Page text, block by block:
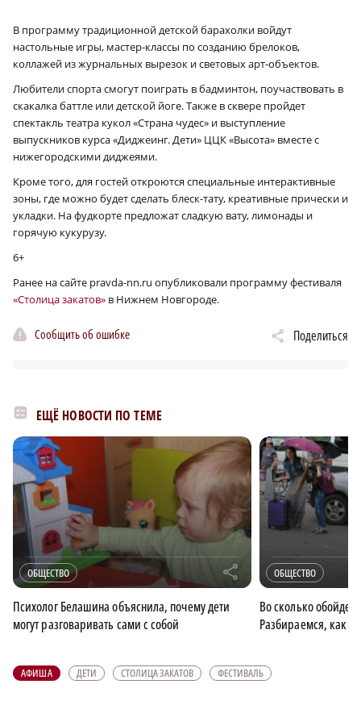
В программу традиционной детской барахолки войдут
настольные игры, мастер-классы по созданию брелоков,
коллажей из журнальных вырезок и световых арт-объектов.
Любители спорта смогут поиграть в бадминтон, поучаствовать в
скакалка баттле или детской йоге. Также в сквере пройдет
спектакль театра кукол «Страна чудес» и выступление
выпускников курса «Диджеинг. Дети» ЦЦК «Высота» вместе с
нижегородскими диджеями.
Кроме того, для гостей откроются специальные интерактивные
зоны, где можно будет сделать блеск-тату, креативные прически и
укладки. На фудкорте предложат сладкую вату, лимонады и
горячую кукурузу.
6+
Ранее на сайте pravda-nn.ru опубликовали программу фестиваля
«Столица закатов» в Нижнем Новгороде.
Сообщить об ошибке Поделиться
ЕЩЁ НОВОСТИ ПО ТЕМЕ
ОБЩЕСТВО r
Психолог Белашина объяснила, почему дети
могут разговаривать сами с собой
ОБЩЕСТВО
Во сколько
Разбираемся, как
АФИША ДЕТИ СТОЛИЦА ЗАКАТОВ ФЕСТИВАЛЬ